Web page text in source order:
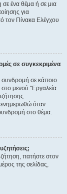
ένα θέμα ή σε μια
για
τον Πίνακα Ελέγχου
σε συγκεκριμένα
συνδρομή σε κάποιο
μενού "Εργαλεία
ενημερωθώ όταν
στο θέμα.
πατήστε στον
της σελίδας,